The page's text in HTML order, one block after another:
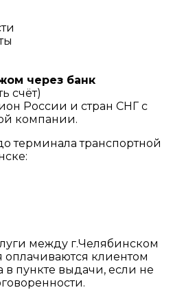
через банк
счёт)
России и стран СНГ с
компании.
терминала транспортной
между г.Челябинском
оплачиваются клиентом
в пункте выдачи, если не